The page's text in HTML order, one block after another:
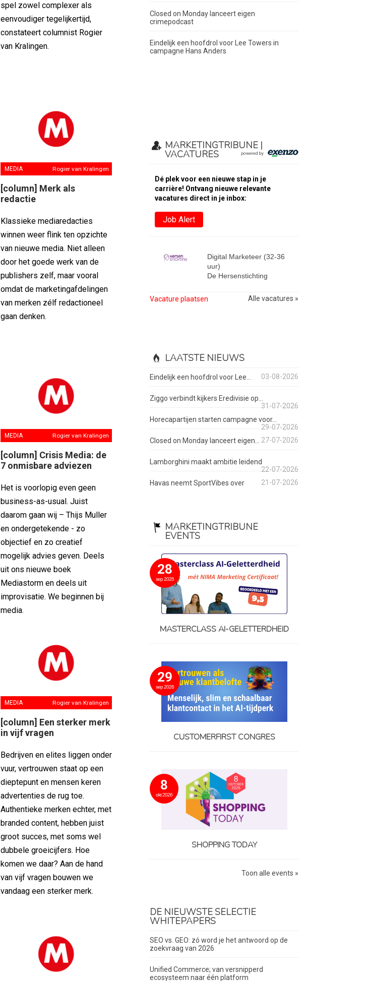
spel zowel complexer als
eenvoudiger tegelijkertijd,
constateert columnist Rogier
van Kralingen.
MEDIA Rogier van Kralingen
[column] Merk als
redactie
Klassieke mediaredacties
winnen weer flink ten opzichte
van nieuwe media. Niet alleen
door het goede werk van de
publishers zelf, maar vooral
omdat de marketingafdelingen
van merken zélf redactioneel
gaan denken.
MEDIA Rogier van Kralingen
[column] Crisis Media: de
7 onmisbare adviezen
Het is voorlopig even geen
business-as-usual. Juist
daarom gaan wij – Thijs Muller
en ondergetekende - zo
objectief en zo creatief
mogelijk advies geven. Deels
uit ons nieuwe boek
Mediastorm en deels uit
improvisatie. We beginnen bij
media.
MEDIA Rogier van Kralingen
[column] Een sterker merk
in vijf vragen
Bedrijven en elites liggen onder
vuur, vertrouwen staat op een
dieptepunt en mensen keren
advertenties de rug toe.
Authentieke merken echter, met
branded content, hebben juist
groot succes, met soms wel
dubbele groeicijfers. Hoe
komen we daar? Aan de hand
van vijf vragen bouwen we
vandaag een sterker merk.
Closed on Monday lanceert eigen
crimepodcast
Eindelijk een hoofdrol voor Lee Towers in
campagne Hans Anders
MARKETINGTRIBUNE |
VACATURES
Dé plek voor een nieuwe stap in je
carrière! Ontvang nieuwe relevante
vacatures direct in je inbox:
Job Alert
Digital Marketeer (32-36
uur)
De Hersenstichting
Vacature plaatsen Alle vacatures »
LAATSTE NIEUWS
Eindelijk een hoofdrol voor Lee... 03-08-2026
Ziggo verbindt kijkers Eredivisie op...
31-07-2026
Horecapartijen starten campagne voor...
29-07-2026
Closed on Monday lanceert eigen...
27-07-2026
Lamborghini maakt ambitie leidend
22-07-2026
Havas neemt SportVibes over
21-07-2026
MARKETINGTRIBUNE
EVENTS
28
sep 2026
MASTERCLASS AI-GELETTERDHEID
29
sep 2026
CUSTOMERFIRST CONGRES
8
okt 2026
SHOPPING TODAY
Toon alle events »
DE NIEUWSTE SELECTIE
WHITEPAPERS
SEO vs. GEO: zó word je het antwoord op de
zoekvraag van 2026
Unified Commerce; van versnipperd
ecosysteem naar één platform